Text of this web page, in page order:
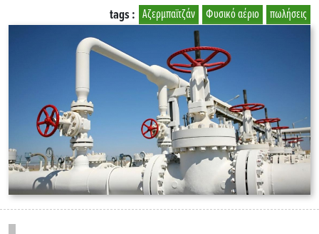
πωλήσεις
Φυσικό αέριο
Αζερμπαϊτζάν
tags :